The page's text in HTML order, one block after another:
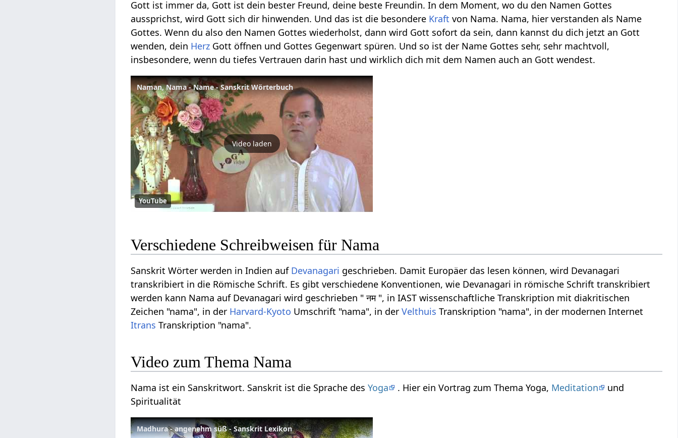
Gott ist immer da, Gott ist dein bester Freund, deine beste Freundin. In dem Moment, wo du den Namen Gottes
aussprichst, wird Gott sich dir hinwenden. Und das ist die besondere Kraft von Nama. Nama, hier verstanden als Name
Gottes. Wenn du also den Namen Gottes wiederholst, dann wird Gott sofort da sein, dann kannst du dich jetzt an Gott
wenden, dein Herz Gott öffnen und Gottes Gegenwart spüren. Und so ist der Name Gottes sehr, sehr machtvoll,
insbesondere, wenn du tiefes Vertrauen darin hast und wirklich dich mit dem Namen auch an Gott wendest.
Naman, Nama - Name - Sanskrit Wörterbuch
Video laden
YouTube
Verschiedene Schreibweisen für Nama
Sanskrit Wörter werden in Indien auf Devanagari geschrieben. Damit Europäer das lesen können, wird Devanagari
transkribiert in die Römische Schrift. Es gibt verschiedene Konventionen, wie Devanagari in römische Schrift transkribiert
werden kann Nama auf Devanagari wird geschrieben " नम ", in IAST wissenschaftliche Transkription mit diakritischen
Zeichen "nama", in der Harvard-Kyoto Umschrift "nama", in derVelthuis Transkription "nama", in der modernen Internet
Itrans Transkription "nama".
Video zum Thema Nama
Nama ist ein Sanskritwort. Sanskrit ist die Sprache desYoga . Hier ein Vortrag zum Thema Yoga, Meditation
und
Spiritualität
Madhura - angenehm süß - Sanskrit Lexikon